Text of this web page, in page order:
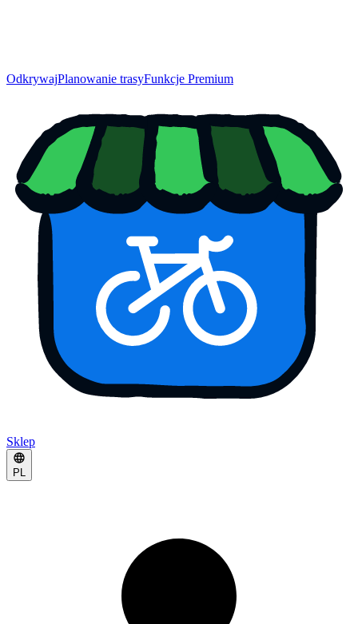
OdkrywajPlanowanie trasyFunkcje Premium
Sklep
PL